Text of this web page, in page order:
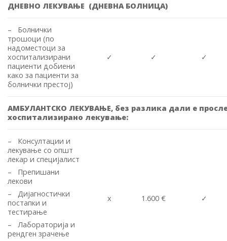
ДНЕВНО ЛЕКУВАЊЕ (ДНЕВНА БОЛНИЦА)
– Болнички
трошоци (по
надоместоци за
хоспитализирани
пациенти добиени
како за пациенти за
болнички престој)
✓ ✓ ✓
АМБУЛАНТСКО ЛЕКУВАЊЕ, без разлика дали е
хоспитализирано лекување:
– Консултации и
лекување со општ
лекар и специјалист
– Препишани
лекови
– Дијагностички
постапки и
тестирање
– Лабораторија и
рендген зрачење
x 1.600 € ✓